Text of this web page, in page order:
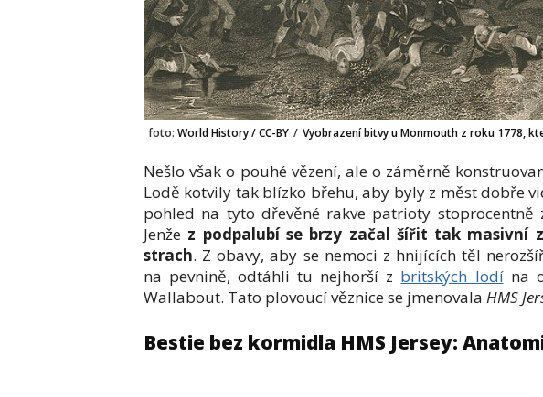
foto: World History / CC-BY / Vyobrazení bitvy u Monmouth z roku 1778,
Nešlo však o pouhé vězení, ale o záměrně
Lodě kotvily tak blízko břehu, aby byly z měst dobře
pohled na tyto dřevěné rakve patrioty
Jenže z podpalubí se brzy začal šířit tak masivní
strach. Z obavy, aby se nemoci z hnijících těl
na pevnině, odtáhli tu nejhorší z britských lodína
Wallabout. Tato plovoucí věznice se jmenovala HMS
Bestie bez kormidla HMS Jersey: